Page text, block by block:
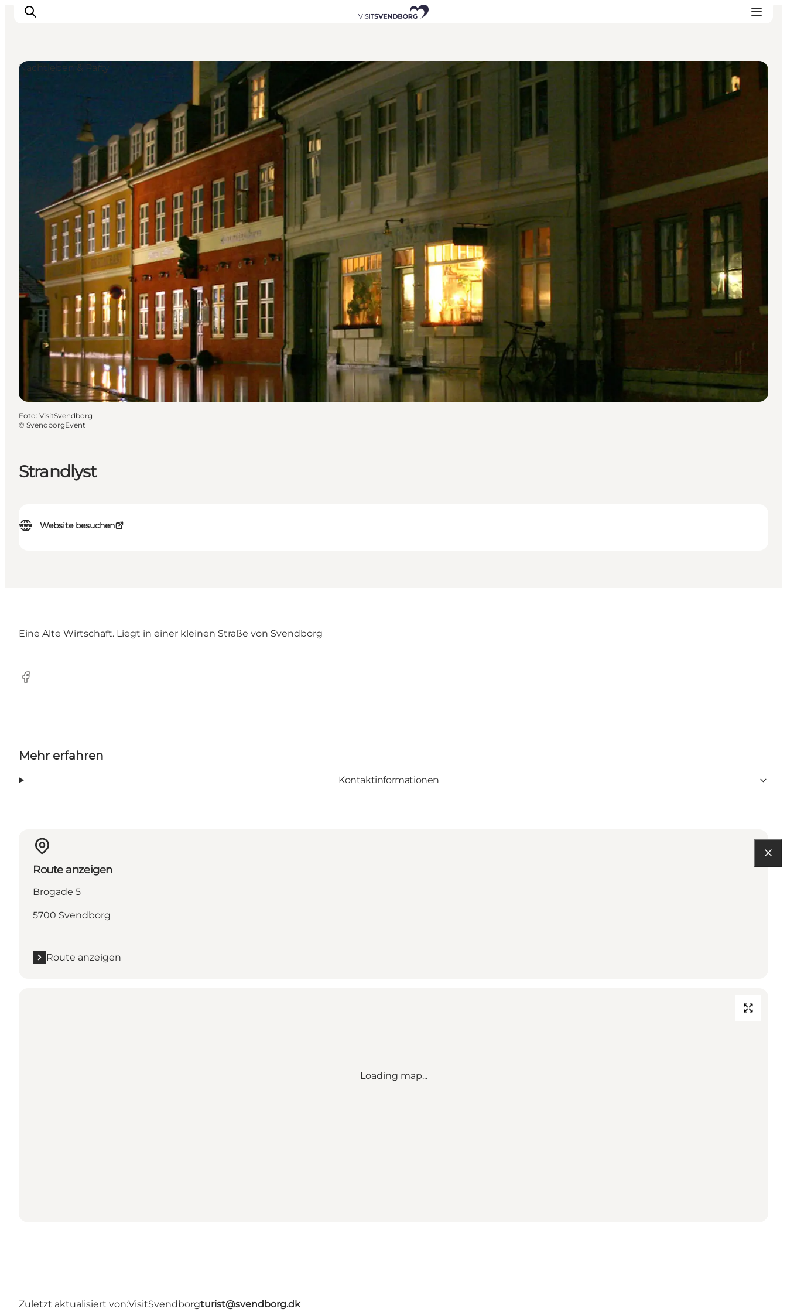
Veranstaltungen
Shopping in Svendborg
Übernachtung
Den Urlaub planen
Strandlyst
Website besuchen
Nachtleben & Party
Foto: VisitSvendborg
© SvendborgEvent
Eine Alte Wirtschaft. Liegt in einer kleinen Straße von Svendborg
Facebook
Mehr erfahren
Kontaktinformationen
Route anzeigen
Brogade 5
5700 Svendborg
Route anzeigen
Loading map...
Zuletzt aktualisiert von:VisitSvendborgturist@svendborg.dk